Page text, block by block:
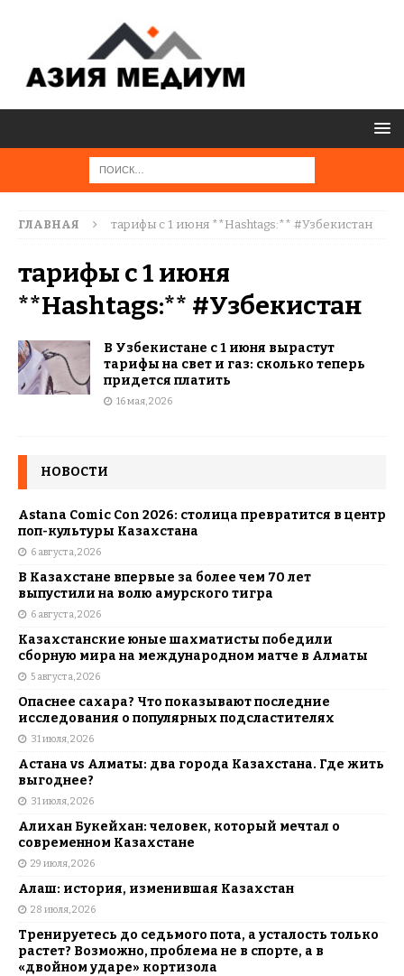
ГЛАВНАЯ тарифы с 1 июня **Hashtags:** #Узбекистан
тарифы с 1 июня
**Hashtags:** #Узбекистан
В Узбекистане с 1 июня вырастут
тарифы на свет и газ: сколько теперь
придется платить
16 мая, 2026
НОВОСТИ
Astana Comic Con 2026: столица превратится в центр
поп-культуры Казахстана
6 августа, 2026
В Казахстане впервые за более чем 70 лет
выпустили на волю амурского тигра
6 августа, 2026
Казахстанские юные шахматисты победили
сборную мира на международном матче в Алматы
5 августа, 2026
Опаснее сахара? Что показывают последние
исследования о популярных подсластителях
31 июля, 2026
Астана vs Алматы: два города Казахстана. Где жить
выгоднее?
31 июля, 2026
Алихан Букейхан: человек, который мечтал о
современном Казахстане
29 июля, 2026
Алаш: история, изменившая Казахстан
28 июля, 2026
Тренируетесь до седьмого пота, а усталость только
растет? Возможно, проблема не в спорте, а в
«двойном ударе» кортизола